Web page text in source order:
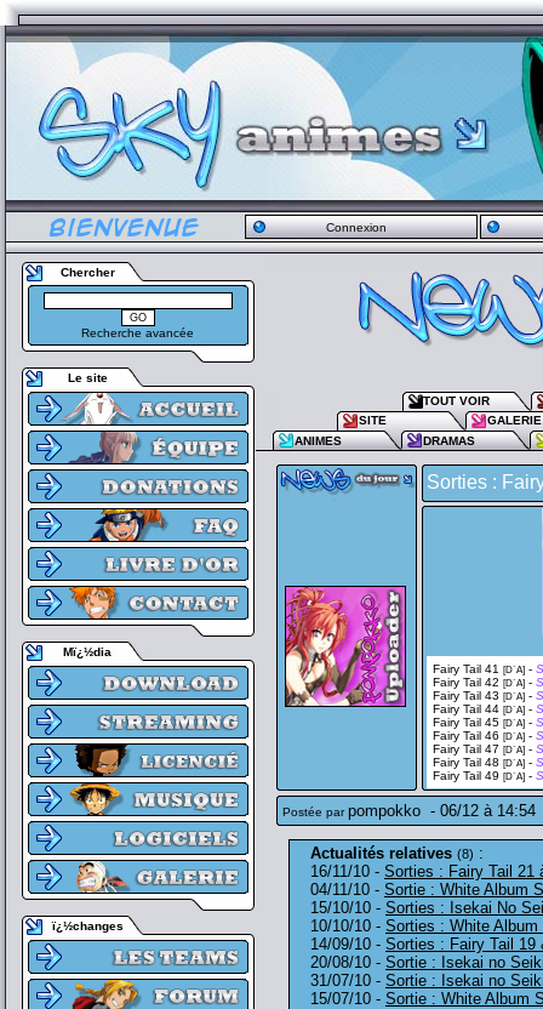
Connexion
Chercher
Recherche avancée
Le site
Mï¿½dia
ï¿½changes
TOUT VOIR
SITE
GALERIE
ANIMES
DRAMAS
Sorties :
Fairy Tail 41 [D`A] -
Fairy Tail 42 [D`A] -
Fairy Tail 43 [D`A] -
Fairy Tail 44 [D`A] -
Fairy Tail 45 [D`A] -
Fairy Tail 46 [D`A] -
Fairy Tail 47 [D`A] -
Fairy Tail 48 [D`A] -
Fairy Tail 49 [D`A] -
Postée parpompokko - 06/12 à 14:54
Actualités relatives (8) :
16/11/10 - Sorties : Fairy Tail 21
04/11/10 - Sortie : White Album
15/10/10 - Sorties : Isekai No
10/10/10 - Sorties : White
14/09/10 - Sorties : Fairy Tail 19
20/08/10 - Sortie : Isekai no
31/07/10 - Sortie : Isekai no
15/07/10 - Sortie : White Album